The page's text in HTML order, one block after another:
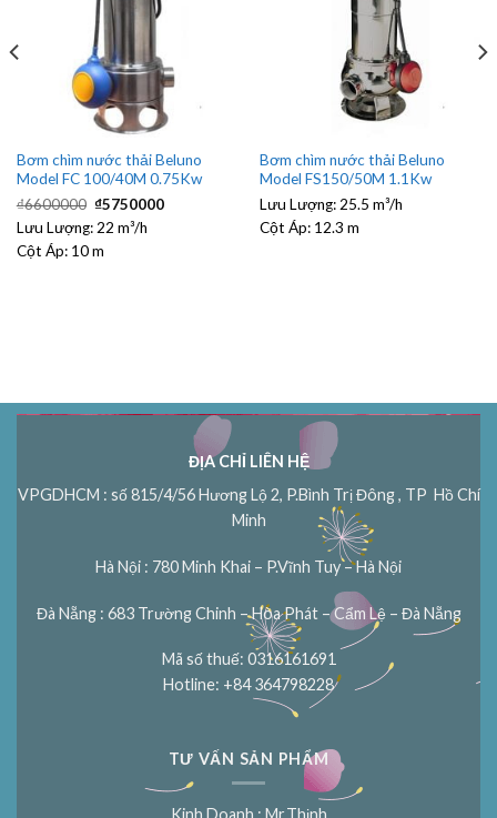
Bơm chìm nước thải Beluno
Model FC 100/40M 0.75Kw
₫6600000 Giá
gốc
là:
₫5750000Giá
hiện
Lưu Lượng: 22 m³/h
Cột Áp: 10 m
Bơm chìm nước thải Beluno
Model FS150/50M 1.1Kw
Lưu Lượng: 25.5 m³/h
Cột Áp: 12.3 m
ĐỊA CHỈ LIÊN HỆ
VPGDHCM : số 815/4/56 Hương Lộ 2, P.Bình Trị Đông , TP Hồ Chí
Minh
Hà Nội : 780 Minh Khai – P.Vĩnh Tuy – Hà Nội
Đà Nẵng : 683 Trường Chinh – Hòa Phát – Cẩm Lệ – Đà Nẵng
Mã số thuế: 0316161691
Hotline: +84 364798228
TƯ VẤN SẢN PHẨM
Kinh Doanh : Mr.Thịnh